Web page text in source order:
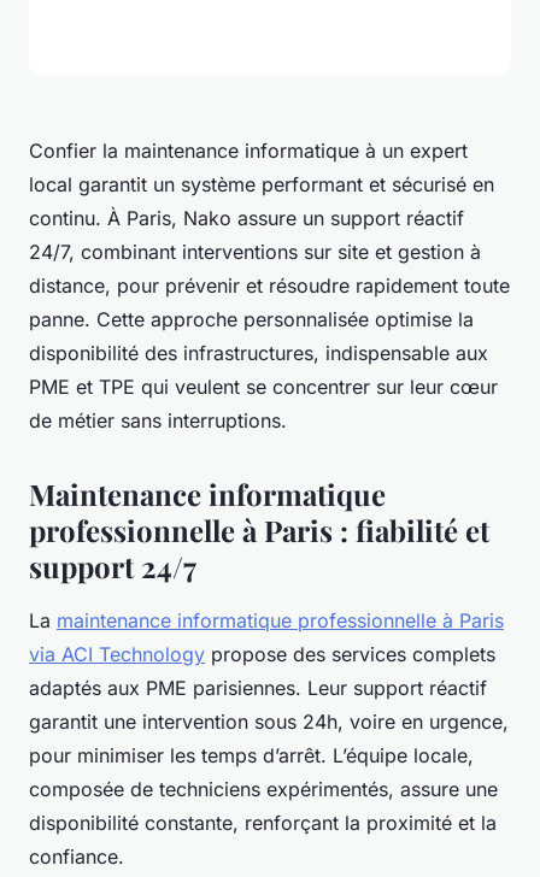
Confier la maintenance informatique à un expert
local garantit un système performant et sécurisé en
continu. À Paris, Nako assure un support réactif
24/7, combinant interventions sur site et gestion à
distance, pour prévenir et résoudre rapidement toute
panne. Cette approche personnalisée optimise la
disponibilité des infrastructures, indispensable aux
PME et TPE qui veulent se concentrer sur leur cœur
de métier sans interruptions.
Maintenance informatique
professionnelle à Paris : fiabilité et
support 24/7
La maintenance informatique professionnelle à Paris
via ACI Technology propose des services complets
adaptés aux PME parisiennes. Leur support réactif
garantit une intervention sous 24h, voire en urgence,
pour minimiser les temps d’arrêt. L’équipe locale,
composée de techniciens expérimentés, assure une
disponibilité constante, renforçant la proximité et la
confiance.